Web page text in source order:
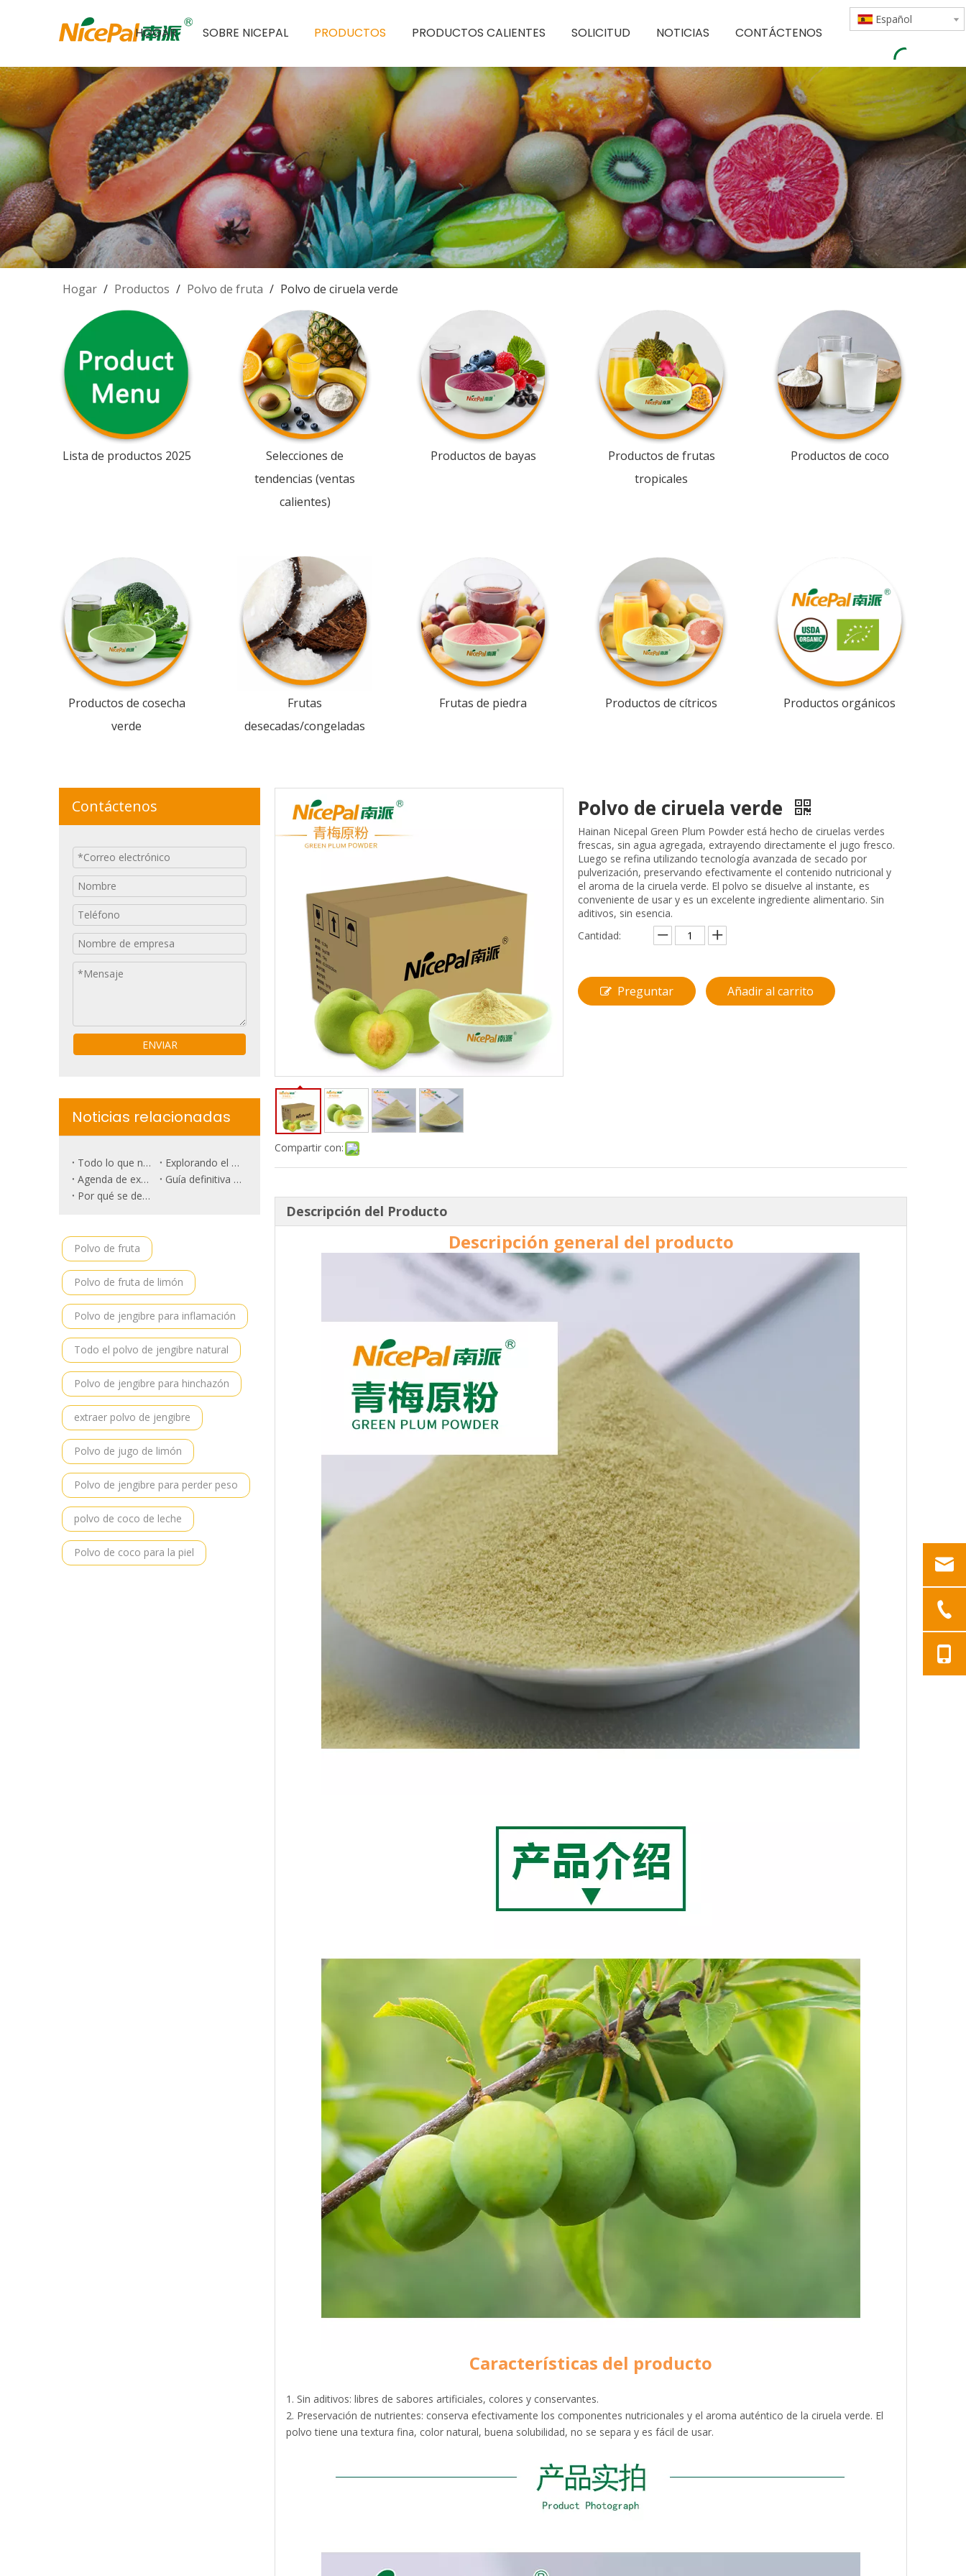
HOGAR SOBRE NICEPAL PRODUCTOS PRODUCTOS CALIENTES SOLICITUD NOTICIAS CONTÁCTENOS
Español
Hogar / Productos / Polvo de fruta / Polvo de ciruela verde
Lista de productos 2025
Selecciones de
tendencias (ventas
calientes)
Productos de bayas
Productos de frutas
tropicales
Productos de coco
Productos de cosecha
verde
Frutas
desecadas/congeladas
Frutas de piedra Productos de cítricos Productos orgánicos
Contáctenos
ENVIAR
Noticias relacionadas
Todo lo que necesitas saber sobre la ciruela de poda.
Explorando el surgimiento del mercado de frutas de lujo: ¿es la piña rosa el futuro?
Agenda de exhibición de alimentos NICEPAL 2024
Guía definitiva para las raíces de remolacha
Por qué se destaca la sandía de belleza negra
Polvo de fruta
Polvo de fruta de limón
Polvo de jengibre para inflamación
Todo el polvo de jengibre natural
Polvo de jengibre para hinchazón
extraer polvo de jengibre
Polvo de jugo de limón
Polvo de jengibre para perder peso
polvo de coco de leche
Polvo de coco para la piel
Compartir con:
Polvo de ciruela verde
Hainan Nicepal Green Plum Powder está hecho de ciruelas verdes
frescas, sin agua agregada, extrayendo directamente el jugo fresco.
Luego se refina utilizando tecnología avanzada de secado por
pulverización, preservando efectivamente el contenido nutricional y
el aroma de la ciruela verde. El polvo se disuelve al instante, es
conveniente de usar y es un excelente ingrediente alimentario. Sin
aditivos, sin esencia.
Cantidad:
Preguntar Añadir al carrito
Descripción del Producto
Descripción general del producto
Características del producto
1. Sin aditivos: libres de sabores artificiales, colores y conservantes.
2. Preservación de nutrientes: conserva efectivamente los componentes nutricionales y el aroma auténtico de la ciruela verde. El
polvo tiene una textura fina, color natural, buena solubilidad, no se separa y es fácil de usar.